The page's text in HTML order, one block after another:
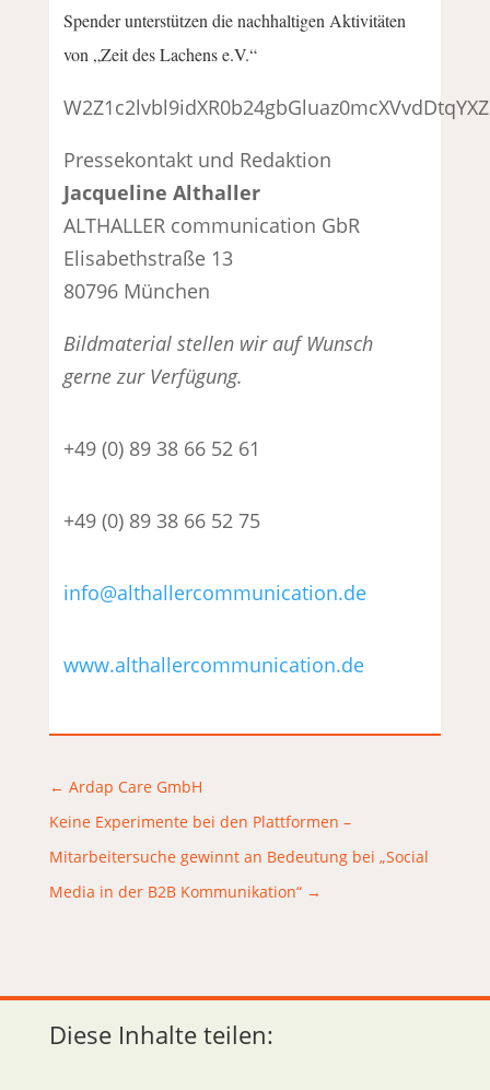
Spender unterstützen die nachhaltigen Aktivitäten
von „Zeit des Lachens e.V.“
Pressekontakt und Redaktion
Jacqueline Althaller
ALTHALLER communication GbR
Elisabethstraße 13
80796 München
Bildmaterial stellen wir auf Wunsch
gerne zur Verfügung.
+49 (0) 89 38 66 52 61
+49 (0) 89 38 66 52 75
info@althallercommunication.de
www.althallercommunication.de
← Ardap Care GmbH
Keine Experimente bei den Plattformen –
Mitarbeitersuche gewinnt an Bedeutung bei „Social
Media in der B2B Kommunikation“→
Diese Inhalte teilen: